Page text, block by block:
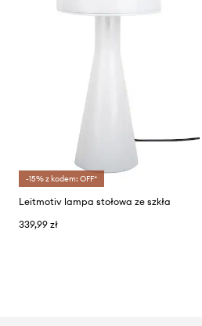
-15% z kodem: OFF*
Leitmotiv lampa stołowa ze szkła
339,99 zł